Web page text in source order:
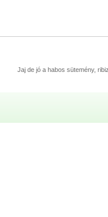
Jaj de jó a habos sütemény,